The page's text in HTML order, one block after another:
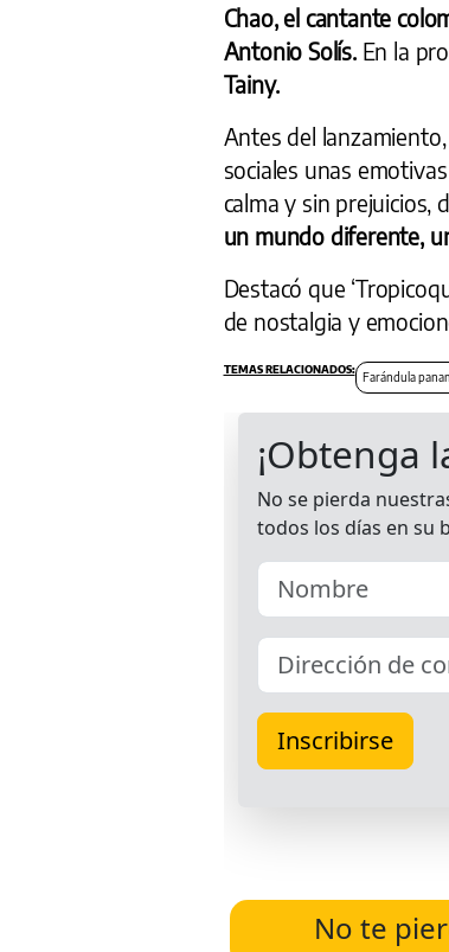
Chao, el cantante
Antonio Solís.En la
Tainy.
Antes del
sociales unas
calma y sin prejuicios,
un mundo diferente,
Destacó que
de nostalgia y
Farándula
No te